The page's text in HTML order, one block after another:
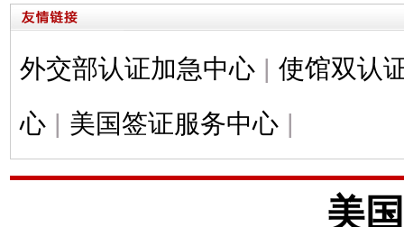
外交部认证加急中心 | 使馆双认
心 | 美国签证服务中心 |
美国